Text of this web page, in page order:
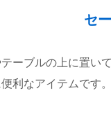
セ
ーブルの上に置い
利なアイテムです